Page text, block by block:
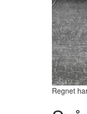
Regnet